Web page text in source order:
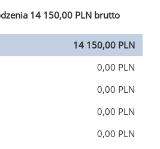
14 150,00 PLN brutto
14 150,00 PLN
0,00 PLN
0,00 PLN
0,00 PLN
0,00 PLN